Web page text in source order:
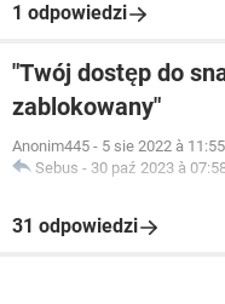
1 odpowiedzi
"Twój dostęp do
zablokowany"
Anonim445 - 5 sie 2022 à 11:55
Sebus - 30 paź 2023 à
31 odpowiedzi